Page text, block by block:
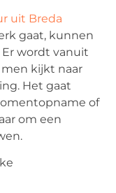
uit Breda
gaat, kunnen
Er wordt vanuit
kijkt naar
Het gaat
of
om een